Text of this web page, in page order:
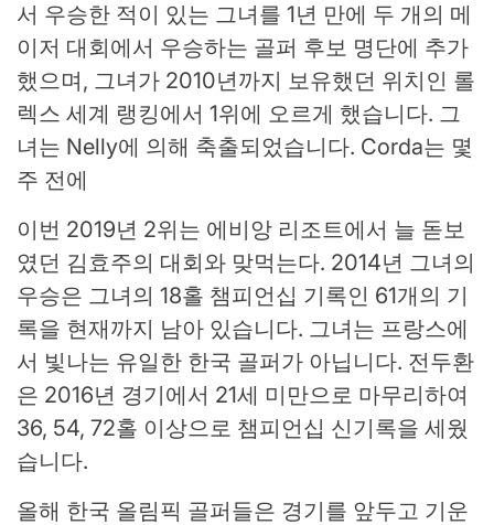
서 우승한 적이 있는 그녀를 1년 만에 두 개의 메
이저 대회에서 우승하는 골퍼 후보 명단에 ​​추가
했으며, 그녀가 2010년까지 보유했던 위치인 롤
렉스 세계 랭킹에서 1위에 오르게 했습니다. 그
녀는 Nelly에 의해 축출되었습니다. Corda는 몇
주 전에
이번 2019년 2위는 에비앙 리조트에서 늘 돋보
였던 김효주의 대회와 맞먹는다. 2014년 그녀의
우승은 그녀의 18홀 챔피언십 기록인 61개의 기
록을 현재까지 남아 있습니다. 그녀는 프랑스에
서 빛나는 유일한 한국 골퍼가 아닙니다. 전두환
은 2016년 경기에서 21세 미만으로 마무리하여
36, 54, 72홀 이상으로 챔피언십 신기록을 세웠
습니다.
올해 한국 올림픽 골퍼들은 경기를 앞두고 기운